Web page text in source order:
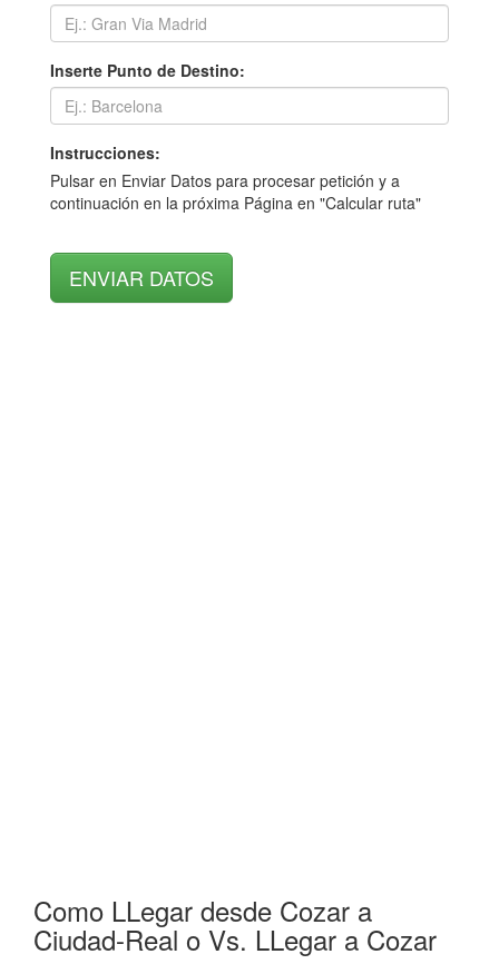
Inserte Punto de Destino:
Instrucciones:
Pulsar en Enviar Datos para procesar petición y a
continuación en la próxima Página en "Calcular ruta"
Como LLegar desde Cozar a
Ciudad-Real o Vs. LLegar a Cozar